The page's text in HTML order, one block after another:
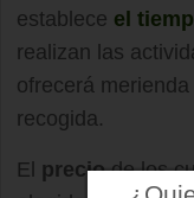
establece el
realizan las
ofrecerá
recogida.
El preciode los